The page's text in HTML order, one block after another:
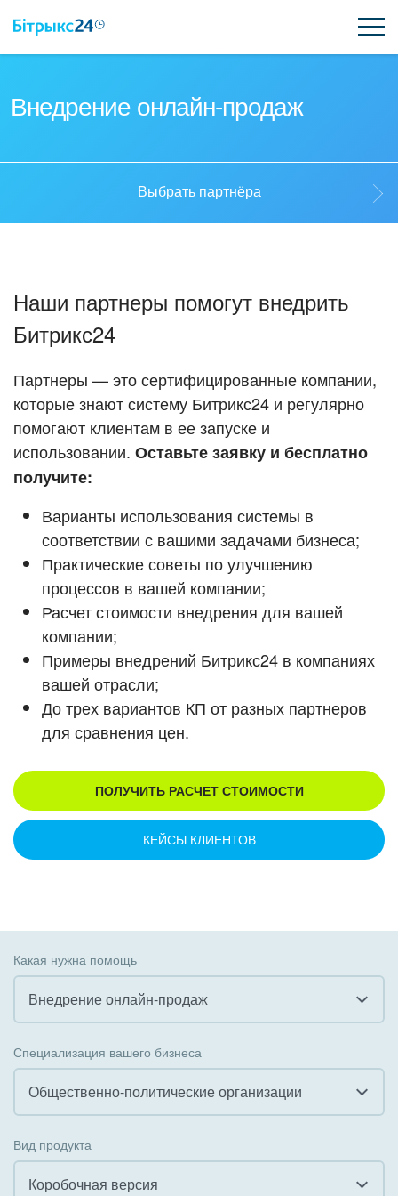
ПОДДЕРЖКА
ВХОД
ВХОД
Внедрение онлайн-продаж
Стать партнёром
Кейсы партнёров
Смотреть видеокейсы
Выбрать партнёра
Наши партнеры помогут внедрить
Битрикс24
Партнеры — это сертифицированные компании,
которые знают систему Битрикс24 и регулярно
помогают клиентам в ее запуске и
использовании. Оставьте заявку и бесплатно
получите:
Варианты использования системы в
соответствии с вашими задачами бизнеса;
Практические советы по улучшению
процессов в вашей компании;
Расчет стоимости внедрения для вашей
компании;
Примеры внедрений Битрикс24 в компаниях
вашей отрасли;
До трех вариантов КП от разных партнеров
для сравнения цен.
ПОЛУЧИТЬ РАСЧЕТ СТОИМОСТИ
КЕЙСЫ КЛИЕНТОВ
Какая нужна помощь
Внедрение онлайн-продаж
Внедрение КЭДО
Интеграция с 1С
Специализация вашего бизнеса
Общественно-политические организации
Вид продукта
Коробочная версия